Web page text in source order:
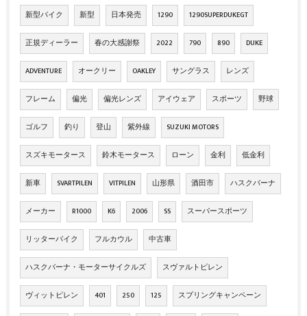
新型バイク 新型 日本発売 1290 1290SUPERDUKEGT
正規ディーラー 春の大感謝祭 2022 790 890 DUKE
ADVENTURE オークリー OAKLEY サングラス レンズ
フレーム 偏光 偏光レンズ アイウェア スポーツ 野球
ゴルフ 釣り 登山 紫外線 SUZUKI MOTORS
スズキモータース 鈴木モータース ローン 金利 低金利
新車 SVARTPILEN VITPILEN 山形県 酒田市 ハスクバーナ
メーカー R1000 K6 2006 SS スーパースポーツ
リッターバイク フルカウル 中古車
ハスクバーナ・モーターサイクルズ スヴァルトピレン
ヴィットピレン 401 250 125 スプリングキャンペーン